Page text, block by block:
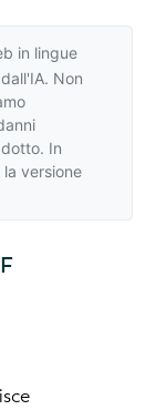
in lingue
Non
In
la versione